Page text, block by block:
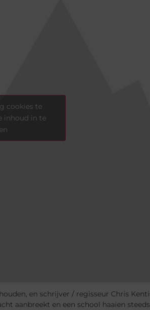
cookies te
inhoud in te
en schrijver / regisseur Chris
aanbreekt en een school haaien